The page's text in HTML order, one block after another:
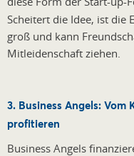
Scheitert die Idee, ist die
groß und kann
Mitleidenschaft ziehen.
3. Business Angels:
profitieren
Business Angels